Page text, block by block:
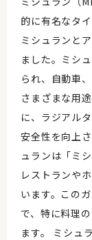
的に有名なタ
ミシュランと
ました。ミシ
られ、自動車
さまざまな用
に、ラジアル
安全性を向上
ュランは「ミ
レストランや
います。この
で、特に料理
ます。 ミシュ